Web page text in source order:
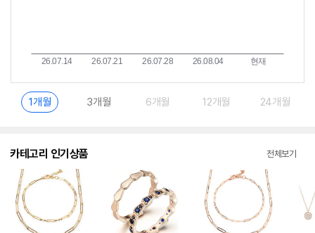
1개월 3개월 6개월 12개월 24개월
카테고리 인기상품 전체보기